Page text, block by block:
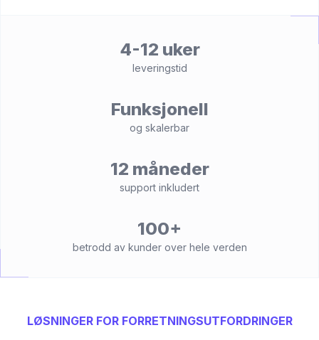
4-12 uker
leveringstid
Funksjonell
og skalerbar
12 måneder
support inkludert
100+
betrodd av kunder over hele verden
LØSNINGER FOR FORRETNINGSUTFORDRINGER